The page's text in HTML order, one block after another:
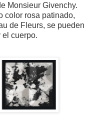
Monsieur Givenchy.
color rosa patinado,
de Fleurs, se pueden
el cuerpo.